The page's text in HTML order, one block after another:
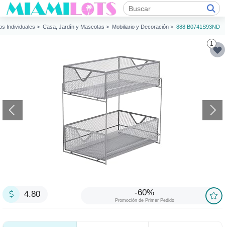
Individuales > Casa, Jardín y Mascotas > Mobiliario y Decoración > 888 B0741S93ND
1
4.80 -60%
Promoción de Primer Pedido